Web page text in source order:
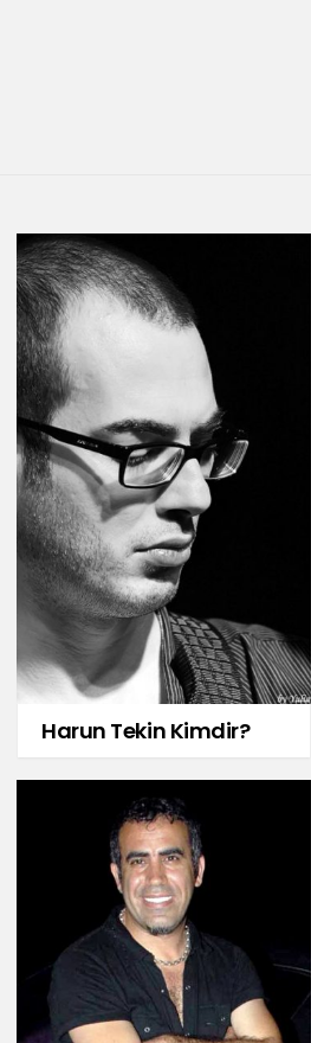
STORIES
Harun Tekin Kimdir?